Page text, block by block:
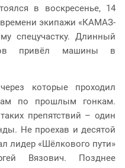
в воскресенье, 14
экипажи «КАМАЗ-
спецучастку. Длинный
привёл машины в
которые проходил
по прошлым гонкам.
препятствий – один
Не проехав и десятой
лидер «Шёлкового пути»
Вязович. Позднее